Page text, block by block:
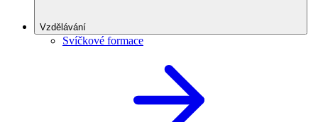
Vzdělávání
Svíčkové formace